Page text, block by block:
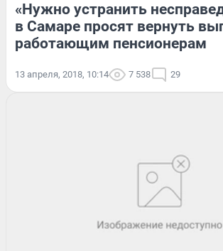
«Нужно устранить
в Самаре просят вернуть
работающим пенсионерам
13 апреля, 2018, 10:14 7 538 29